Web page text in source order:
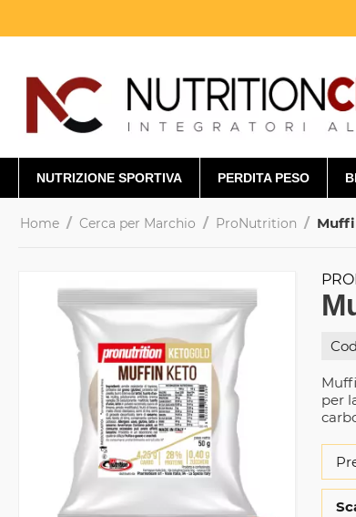
NUTRIZIONE SPORTIVA PERDITA PESO
Home / Cerca per Marchio / ProNutrition /
per